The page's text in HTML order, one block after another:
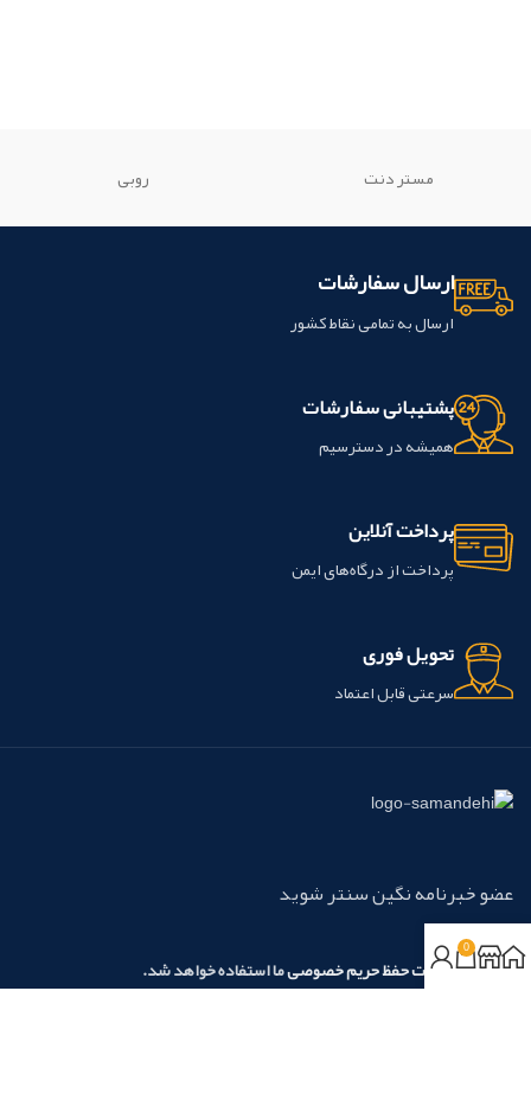
مستر دنت روبی
ارسال سفارشات
ارسال به تمامی نقاط کشور
پشتیبانی سفارشات
همیشه در دسترسیم
پرداخت آنلاین
پرداخت از درگاه‌های ایمن
تحویل فوری
سرعتی قابل اعتماد
عضو خبرنامه نگین سنتر شوید
مطابق باسیاست حفظ حریم خصوصیما استفاده خواهد شد.
0